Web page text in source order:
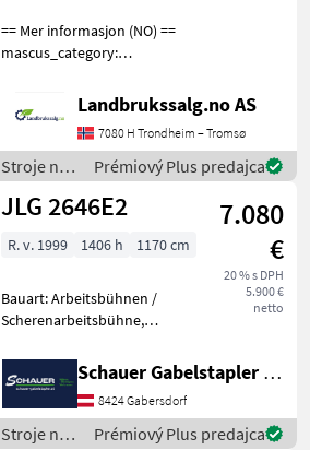
== Mer informasjon (NO) ==
mascus_category:
reference number upon
request: 9504 See
en.landbrukssalg.no/9504
for more images Specificati
Landbrukssalg.no AS
7080 H Trondheim – Tromsø
Stroje na
stavbu /
Atlas
Prémiový Plus predajca
JLG 2646E2
7.080
€
20 % s DPH
5.900 €
netto
R. v. 1999 1406 h 1170 cm
Bauart: Arbeitsbühnen /
Scherenarbeitsbühne,
7920mm, Batterie: Trojan
PzS 6V 225Ah Zustand: 60 -
80%, Bereifung vorne:
Vollgummi Einfach 8
Schauer Gabelstapler GmbH
8424 Gabersdorf
Stroje na
Prémiový Plus predajca